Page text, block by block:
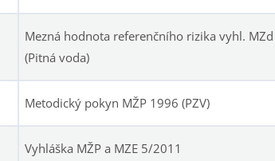
Mezná hodnota referenčního rizika vyhl.
(Pitná voda)
Metodický pokyn MŽP 1996 (PZV)
Vyhláška MŽP a MZE 5/2011